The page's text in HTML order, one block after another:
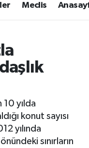
Meclis
10 yılda
konut sayısı
yılında
sınırların